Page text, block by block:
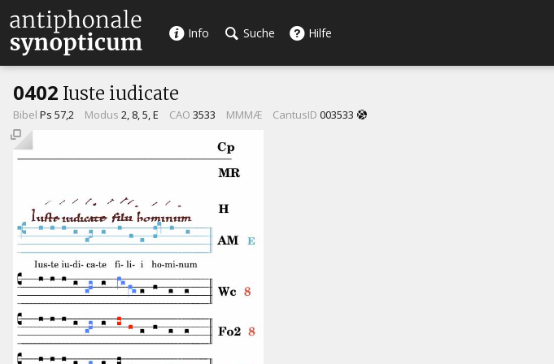
Info Suche Hilfe
0402 Iuste iudicate
Bibel Ps 57,2 Modus 2, 8, 5, E CAO 3533 MMMÆ CantusID 003533